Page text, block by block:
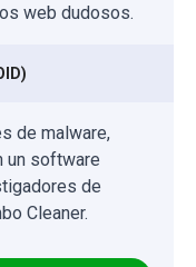
web dudosos.
de malware,
un software
de
Cleaner.